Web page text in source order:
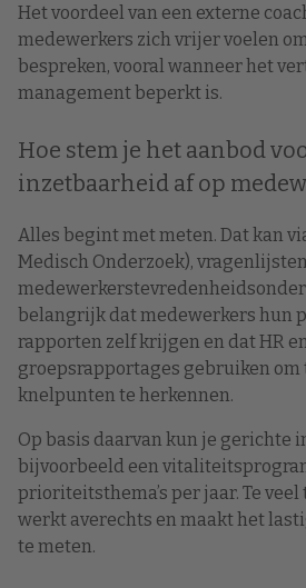
Het voordeel van een externe
medewerkers zich vrijer voelen
bespreken, vooral wanneer het
management beperkt is.
Hoe stem je het aanbod
inzetbaarheid af op
Alles begint met meten. Dat kan
Medisch Onderzoek),
belangrijk dat medewerkers hun
rapporten zelf krijgen en dat HR
groepsrapportages gebruiken om
knelpunten te herkennen.
Op basis daarvan kun je gerichte
bijvoorbeeld een
prioriteitsthema’s per jaar. Te veel
werkt averechts en maakt het
te meten.